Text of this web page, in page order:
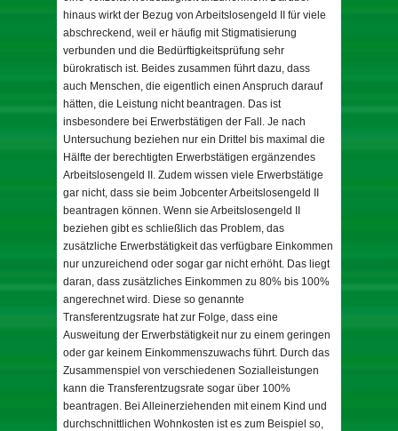
hinaus wirkt der Bezug von Arbeitslosengeld II für viele
abschreckend, weil er häufig mit Stigmatisierung
verbunden und die Bedürftigkeitsprüfung sehr
bürokratisch ist. Beides zusammen führt dazu, dass
auch Menschen, die eigentlich einen Anspruch darauf
hätten, die Leistung nicht beantragen. Das ist
insbesondere bei Erwerbstätigen der Fall. Je nach
Untersuchung beziehen nur ein Drittel bis maximal die
Hälfte der berechtigten Erwerbstätigen ergänzendes
Arbeitslosengeld II. Zudem wissen viele Erwerbstätige
gar nicht, dass sie beim Jobcenter Arbeitslosengeld II
beantragen können. Wenn sie Arbeitslosengeld II
beziehen gibt es schließlich das Problem, das
zusätzliche Erwerbstätigkeit das verfügbare Einkommen
nur unzureichend oder sogar gar nicht erhöht. Das liegt
daran, dass zusätzliches Einkommen zu 80% bis 100%
angerechnet wird. Diese so genannte
Transferentzugsrate hat zur Folge, dass eine
Ausweitung der Erwerbstätigkeit nur zu einem geringen
oder gar keinem Einkommenszuwachs führt. Durch das
Zusammenspiel von verschiedenen Sozialleistungen
kann die Transferentzugsrate sogar über 100%
beantragen. Bei Alleinerziehenden mit einem Kind und
durchschnittlichen Wohnkosten ist es zum Beispiel so,